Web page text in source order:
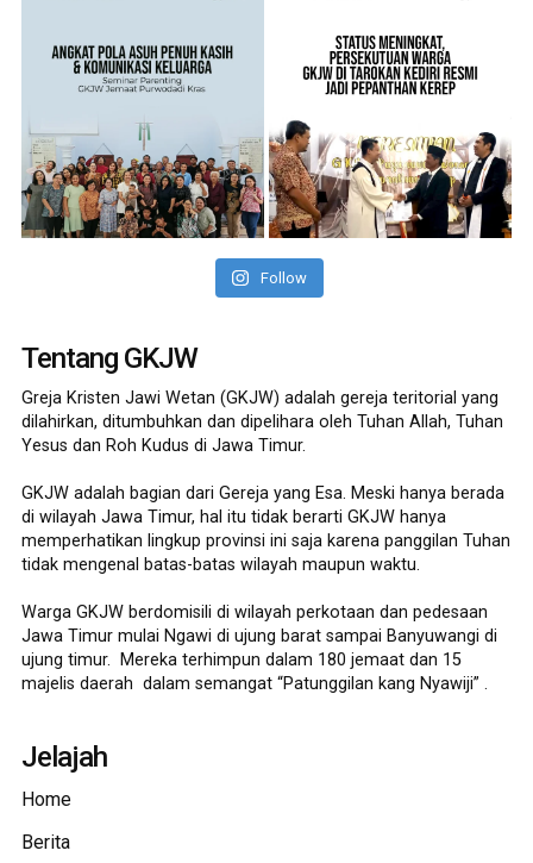
Follow
Tentang GKJW
Greja Kristen Jawi Wetan (GKJW) adalah gereja teritorial yang
dilahirkan, ditumbuhkan dan dipelihara oleh Tuhan Allah, Tuhan
Yesus dan Roh Kudus di Jawa Timur.
GKJW adalah bagian dari Gereja yang Esa. Meski hanya berada
di wilayah Jawa Timur, hal itu tidak berarti GKJW hanya
memperhatikan lingkup provinsi ini saja karena panggilan Tuhan
tidak mengenal batas-batas wilayah maupun waktu.
Warga GKJW berdomisili di wilayah perkotaan dan pedesaan
Jawa Timur mulai Ngawi di ujung barat sampai Banyuwangi di
ujung timur. Mereka terhimpun dalam 180 jemaat dan 15
majelis daerah dalam semangat “Patunggilan kang Nyawiji” .
Jelajah
Home
Berita